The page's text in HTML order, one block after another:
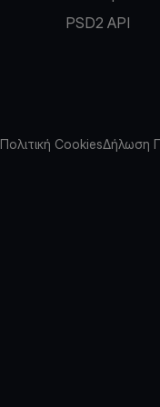
PSD2 API
Πολιτική CookiesΔήλωση